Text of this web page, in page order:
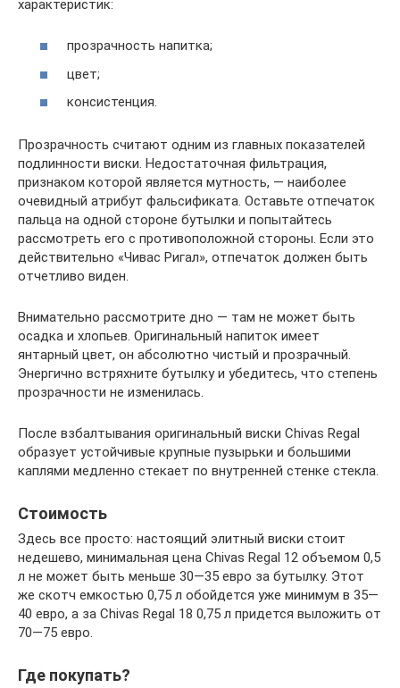
характеристик:
прозрачность напитка;
цвет;
консистенция.
Прозрачность считают одним из главных показателей
подлинности виски. Недостаточная фильтрация,
признаком которой является мутность, — наиболее
очевидный атрибут фальсификата. Оставьте отпечаток
пальца на одной стороне бутылки и попытайтесь
рассмотреть его с противоположной стороны. Если это
действительно «Чивас Ригал», отпечаток должен быть
отчетливо виден.
Внимательно рассмотрите дно — там не может быть
осадка и хлопьев. Оригинальный напиток имеет
янтарный цвет, он абсолютно чистый и прозрачный.
Энергично встряхните бутылку и убедитесь, что степень
прозрачности не изменилась.
После взбалтывания оригинальный виски Chivas Regal
образует устойчивые крупные пузырьки и большими
каплями медленно стекает по внутренней стенке стекла.
Стоимость
Здесь все просто: настоящий элитный виски стоит
недешево, минимальная цена Chivas Regal 12 объемом 0,5
л не может быть меньше 30—35 евро за бутылку. Этот
же скотч емкостью 0,75 л обойдется уже минимум в 35—
40 евро, а за Chivas Regal 18 0,75 л придется выложить от
70—75 евро.
Где покупать?